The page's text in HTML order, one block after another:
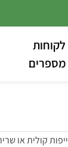
לקוחות
מספרים
קולית או